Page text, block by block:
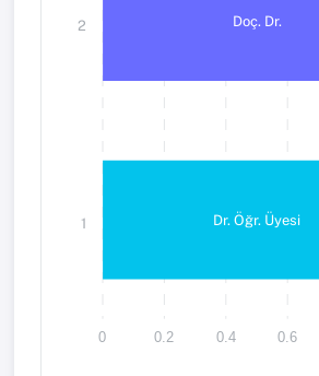
Doç. Dr.
Dr. Öğr. Üyesi
2
1
0.6
0.4
0.2
0